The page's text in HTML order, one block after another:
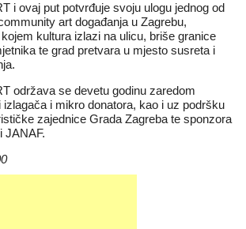
i ovaj put potvrđuje svoju ulogu jednog od
art događanja u Zagrebu,
kultura izlazi na ulicu, briše granice
te grad pretvara u mjesto susreta i
održava se devetu godinu zaredom
i mikro donatora, kao i uz podršku
zajednice Grada Zagreba te sponzora
JANAF.